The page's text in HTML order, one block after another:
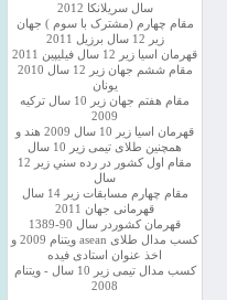
سال سریلانکا 2012
مقام چهارم (مشترک با سوم ) جهان
زیر 12 سال برزیل 2011
قهرمان اسيا زير 12 سال فیلیپین 2011
مقام ششم جهان زیر 12 سال 2010
یونان
مقام هفتم جهان زیر 10 سال ترکیه
2009
قهرمان اسيا زیر 10 سال 2009 هند و
همچنین طلای تیمی زیر 10 سال
مقام اول كشور در رده سني زير 12
سال
مقام چهارم مسابقات زیر 14 سال
قهرمانی جهان 2011
قهرمان کشوردر سال 90-1389
کسب مدال طلای asean ویتنام 2009 و
اخذ عنوان استادی فیده
کسب مدال تیمی زیر 10 سال - ویتنام
2008